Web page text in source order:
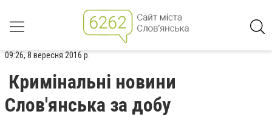
09:26, 8 вересня 2016 р.
Кримінальні новини
Слов'янська за добу